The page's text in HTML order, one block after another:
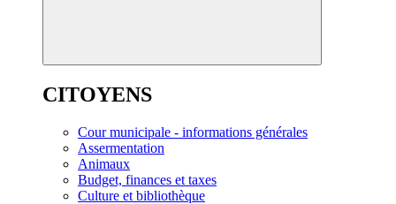
CITOYENS
Cour municipale - informations générales
Assermentation
Animaux
Budget, finances et taxes
Culture et bibliothèque